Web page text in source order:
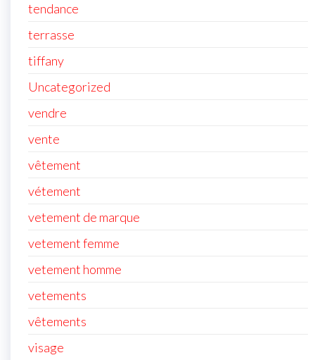
tendance
terrasse
tiffany
Uncategorized
vendre
vente
vêtement
vétement
vetement de marque
vetement femme
vetement homme
vetements
vêtements
visage